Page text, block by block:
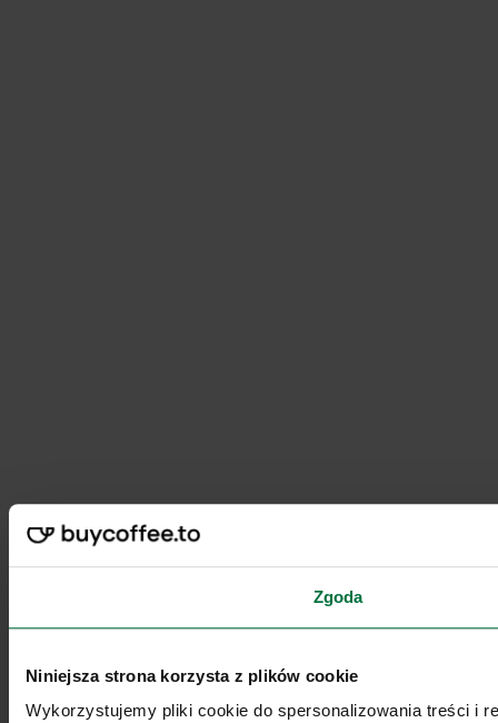
Zgoda
Niniejsza strona korzysta z plików cookie
Wykorzystujemy pliki cookie do spersonalizowania treści i